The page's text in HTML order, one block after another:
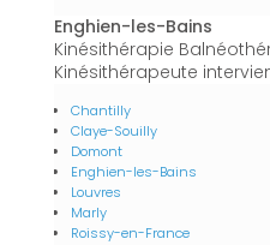
Enghien-les-Bains
Kinésithérapie
Kinésithérapeute
Chantilly
Claye-Souilly
Domont
Enghien-les-Bains
Louvres
Marly
Roissy-en-France